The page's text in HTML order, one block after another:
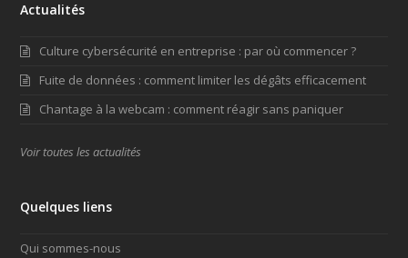
Actualités
Culture cybersécurité en entreprise : par où commencer ?
Fuite de données : comment limiter les dégâts efficacement
Chantage à la webcam : comment réagir sans paniquer
Voir toutes les actualités
Quelques liens
Qui sommes-nous